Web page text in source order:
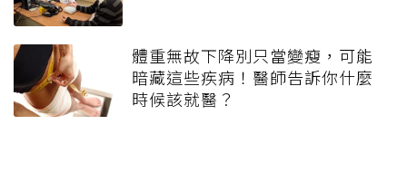
體重無故下降別只當變瘦，可能
暗藏這些疾病！醫師告訴你什麼
時候該就醫？